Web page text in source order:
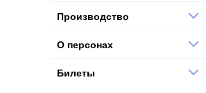
Производство
О персонах
Билеты